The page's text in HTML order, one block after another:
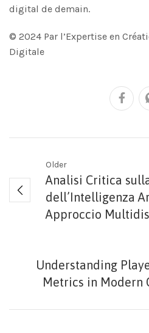
digital de demain.
© 2024 Par l’Expertise en
Digitale
Older
Analisi Critica
dell’Intelligenza
Approccio
Understanding
Metrics in Modern